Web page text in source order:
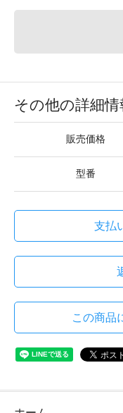
その他の詳細情
販売価格
型番
支払
この商品